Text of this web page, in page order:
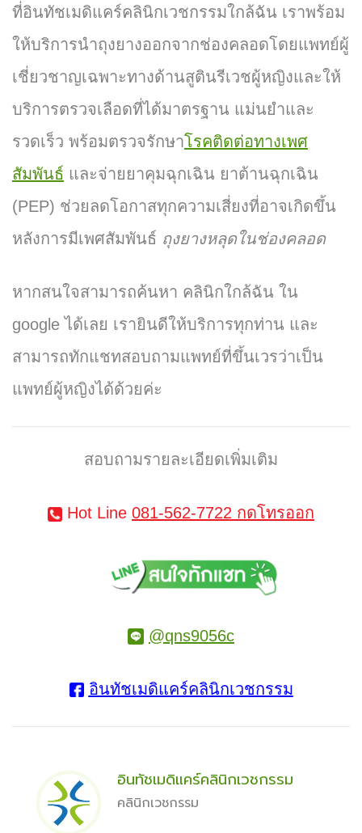
ที่อินทัชเมดิแคร์คลินิกเวชกรรมใกล้ฉัน เราพร้อม
ให้บริการนำถุงยางออกจากช่องคลอดโดยแพทย์ผู้
เชี่ยวชาญเฉพาะทางด้านสูตินรีเวชผู้หญิงและให้
บริการตรวจเลือดที่ได้มาตรฐาน แม่นยำและ
รวดเร็ว พร้อมตรวจรักษาโรคติดต่อทางเพศ
สัมพันธ์ และจ่ายยาคุมฉุกเฉิน ยาต้านฉุกเฉิน
(PEP) ช่วยลดโอกาสทุกความเสี่ยงที่อาจเกิดขึ้น
หลังการมีเพศสัมพันธ์ ถุงยางหลุดในช่องคลอด
หากสนใจสามารถค้นหา คลินิกใกล้ฉัน ใน
google ได้เลย เรายินดีให้บริการทุกท่าน และ
สามารถทักแชทสอบถามแพทย์ที่ขึ้นเวรว่าเป็น
แพทย์ผู้หญิงได้ด้วยค่ะ
สอบถามรายละเอียดเพิ่มเติม
Hot Line 081-562-7722 กดโทรออก
@qns9056c
อินทัชเมดิแคร์คลินิกเวชกรรม
อินทัชเมดิแคร์คลินิกเวชกรรม
คลินิกเวชกรรม